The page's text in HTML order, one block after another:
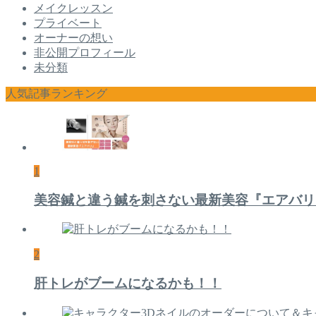
メイクレッスン
プライベート
オーナーの想い
非公開プロフィール
未分類
人気記事ランキング
1
美容鍼と違う鍼を刺さない最新美容『エアバ
2
肝トレがブームになるかも！！